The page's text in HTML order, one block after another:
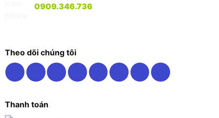
0909.346.736
Theo dõi chúng tôi
Thanh toán